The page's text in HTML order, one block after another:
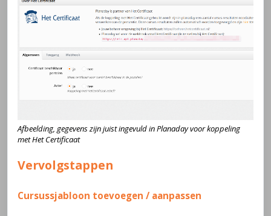
Afbeelding, gegevens zijn juist ingevuld in Planaday voor koppeling
met Het Certificaat
Vervolgstappen
Cursussjabloon toevoegen / aanpassen